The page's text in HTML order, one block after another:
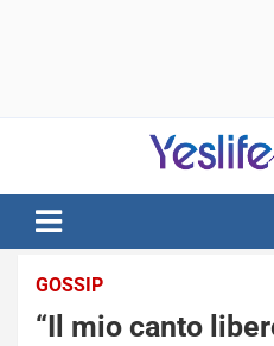
notizie di intrattenimento
GOSSIP
“Il mio canto